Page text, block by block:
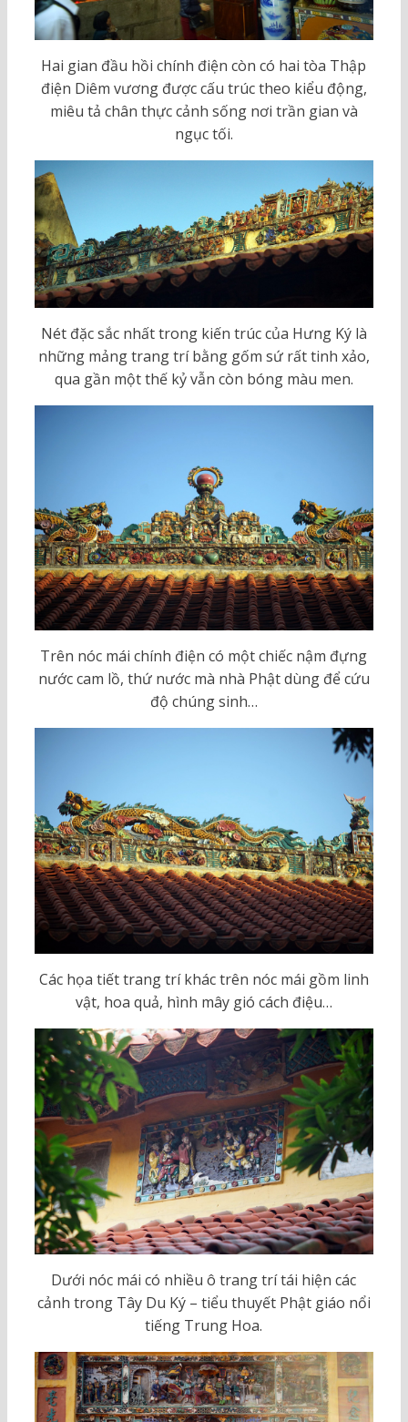
Hai gian đầu hồi chính điện còn có hai tòa Thập
điện Diêm vương được cấu trúc theo kiểu động,
miêu tả chân thực cảnh sống nơi trần gian và
ngục tối.
Nét đặc sắc nhất trong kiến trúc của Hưng Ký là
những mảng trang trí bằng gốm sứ rất tinh xảo,
qua gần một thế kỷ vẫn còn bóng màu men.
Trên nóc mái chính điện có một chiếc nậm đựng
nước cam lồ, thứ nước mà nhà Phật dùng để cứu
độ chúng sinh…
Các họa tiết trang trí khác trên nóc mái gồm linh
vật, hoa quả, hình mây gió cách điệu…
Dưới nóc mái có nhiều ô trang trí tái hiện các
cảnh trong Tây Du Ký – tiểu thuyết Phật giáo nổi
tiếng Trung Hoa.